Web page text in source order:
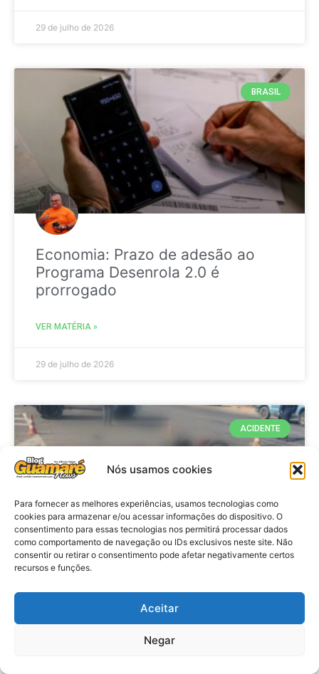
Nós usamos cookies
Para fornecer as melhores experiências, usamos tecnologias como
cookies para armazenar e/ou acessar informações do dispositivo. O
consentimento para essas tecnologias nos permitirá processar dados
como comportamento de navegação ou IDs exclusivos neste site. Não
consentir ou retirar o consentimento pode afetar negativamente certos
recursos e funções.
Aceitar
Negar
29 de julho de 2026
BRASIL
Economia: Prazo de adesão ao
Programa Desenrola 2.0 é
prorrogado
VER MATÉRIA »
29 de julho de 2026
ACIDENTE
Acidente: A caminho do trabalho
professora se envolve em
acidente e vai a obito na RN 118
no Alto do Rodrigues, RN